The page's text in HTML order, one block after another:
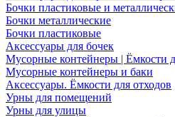
Бочки пластиковые и
Бочки металлические
Бочки пластиковые
Аксессуары для бочек
Мусорные контейнеры | Ёмкости
Мусорные контейнеры и баки
Аксессуары. Ёмкости для отходов
Урны для помещений
Урны для улицы